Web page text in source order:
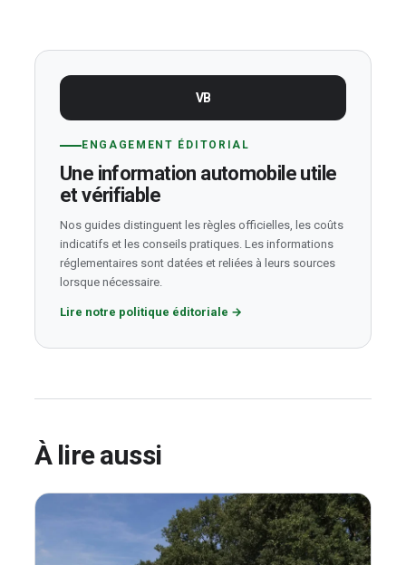
VB
ENGAGEMENT ÉDITORIAL
Une information automobile utile
et vérifiable
Nos guides distinguent les règles officielles, les coûts
indicatifs et les conseils pratiques. Les informations
réglementaires sont datées et reliées à leurs sources
lorsque nécessaire.
Lire notre politique éditoriale →
À lire aussi